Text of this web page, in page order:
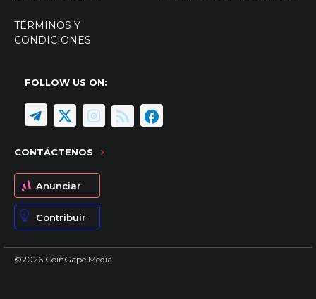
TÉRMINOS Y
CONDICIONES
FOLLOW US ON:
CONTÁCTENOS
Anunciar
Contribuir
©2026 CoinGape Media